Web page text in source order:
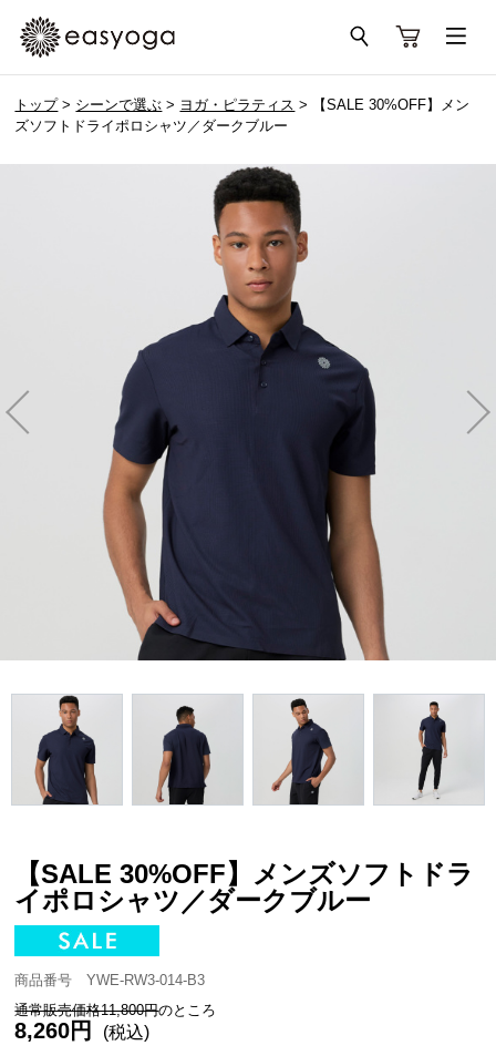
トップ> シーンで選ぶ > ヨガ・ピラティス > 【SALE 30%OFF】メン
ズソフトドライポロシャツ／ダークブルー
【SALE 30%OFF】メンズソフトドラ
イポロシャツ／ダークブルー
商品番号 YWE-RW3-014-B3
通常販売価格11,800円のところ
8,260円 (税込)